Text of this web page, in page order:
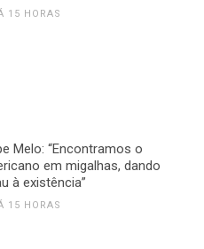
15 HORAS
Melo: “Encontramos o
em migalhas, dando
à existência”
15 HORAS